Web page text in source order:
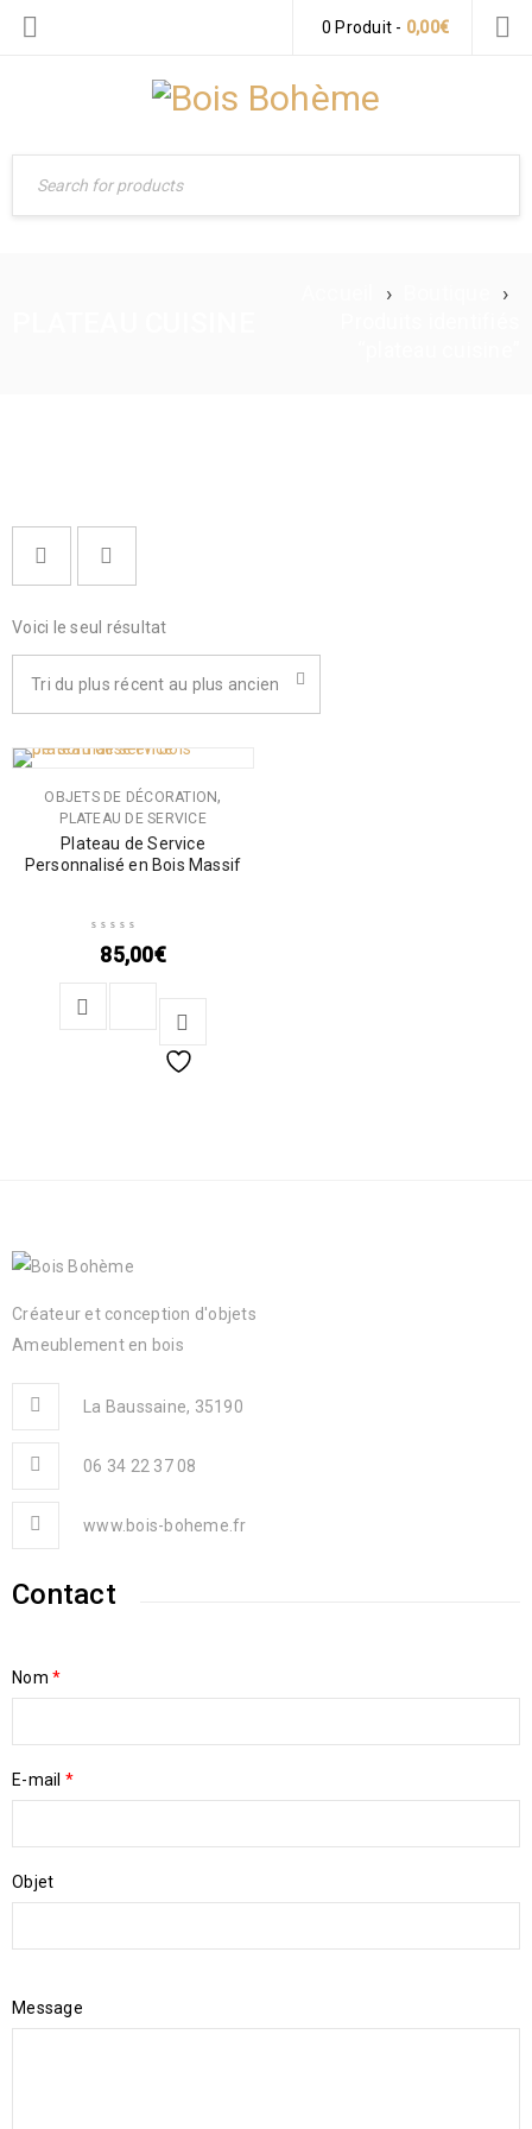
0 Produit - 0,00€
›
›
Voici le seul résultat
Tri du plus récent au plus ancien
OBJETS DE DÉCORATION,
PLATEAU DE SERVICE
Plateau de Service
Personnalisé en Bois Massif
85,00€
Créateur et conception d'objets
Ameublement en bois
La Baussaine, 35190
06 34 22 37 08
www.bois-boheme.fr
Contact
Nom *
E-mail *
Objet
Message